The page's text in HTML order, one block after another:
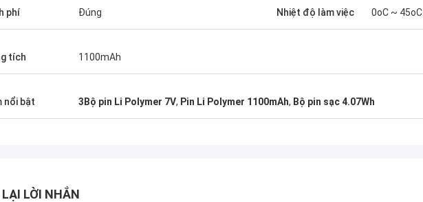
phí Đúng Nhiệt độ làm việc 0oC ~ 45oC
tích 1100mAh
nổi bật 3Bộ pin Li Polymer 7V, Pin Li Polymer 1100mAh, Bộ pin sạc 4.07Wh
LỜI NHẮN